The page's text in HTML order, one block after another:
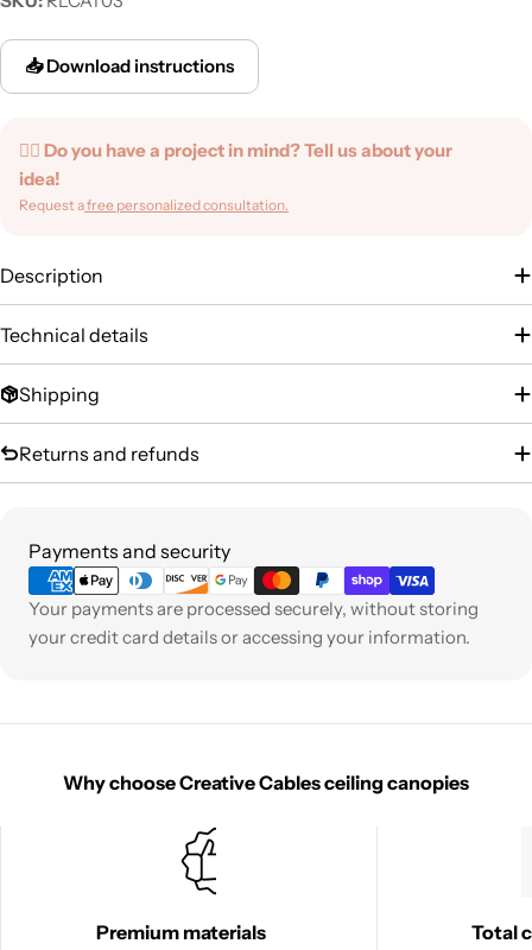
📥 Download instructions
✍🏻 Do you have a project in mind? Tell us about your
idea!
Request afree personalized consultation.
Description
Technical details
Shipping
Returns and refunds
Payments and security
Payment
methods
Your payments are processed securely, without storing
your credit card details or accessing your information.
Why choose Creative Cables ceiling canopies
Premium materials Total